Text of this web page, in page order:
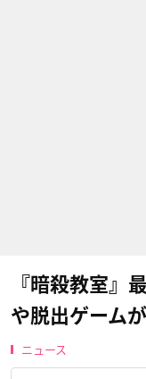
『暗殺教室』
や脱出ゲーム
ニュース